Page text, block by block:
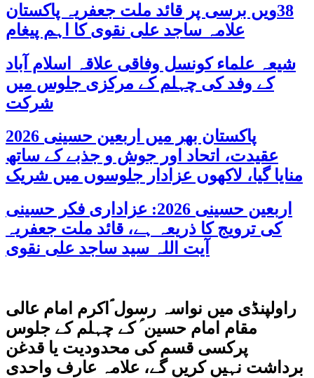
38ویں برسی پر قائد ملت جعفریہ پاکستان
علامہ ساجد علی نقوی کا اہم پیغام
شیعہ علماء کونسل وفاقی علاقہ اسلام آباد
کے وفد کی چہلم کے مرکزی جلوس میں
شرکت
پاکستان بھر میں اربعین حسینی 2026
عقیدت، اتحاد اور جوش و جذبے کے ساتھ
منایا گیا، لاکھوں عزادار جلوسوں میں شریک
اربعین حسینی 2026: عزاداری فکر حسینی
کی ترویج کا ذریعہ ہے، قائد ملت جعفریہ
آیت اللہ سید ساجد علی نقوی
راولپنڈی میں نواسہ رسول ؐاکرم امام عالی
مقام امام حسین ؑ کے چہلم کے جلوس
پرکسی قسم کی محدودیت یا قدغن
برداشت نہیں کریں گے، علامہ عارف واحدی